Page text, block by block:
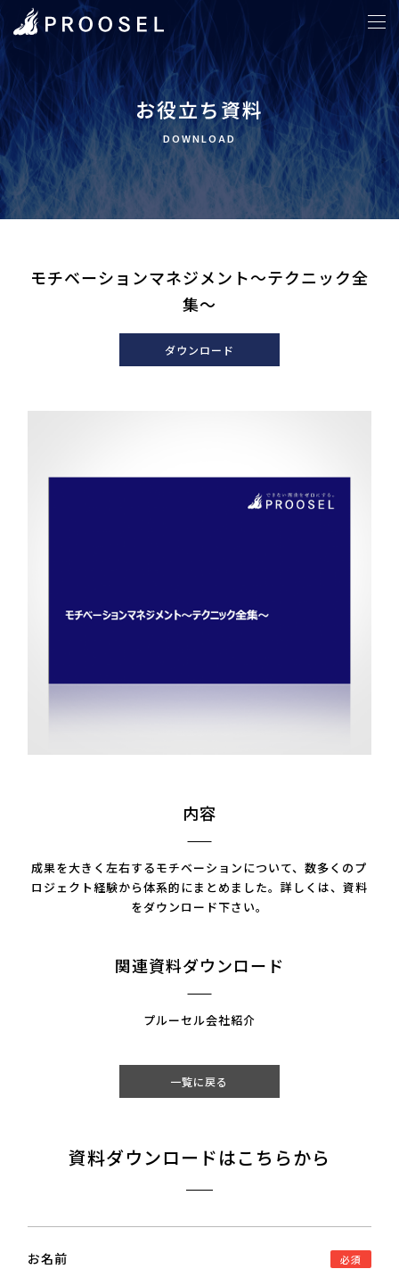
ホーム >タグ１ > モチベーションマネジメント～テクニック全集～
DOWNLOAD
お役立ち資料
モチベーションマネジメント～テクニック全
集～
ダウンロード
内容
成果を大きく左右するモチベーションについて、数多くのプ
ロジェクト経験から体系的にまとめました。詳しくは、資料
をダウンロード下さい。
関連資料ダウンロード
プルーセル会社紹介
一覧に戻る
資料ダウンロードはこちらから
お名前 必須